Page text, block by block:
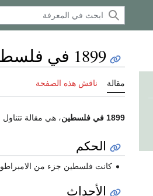
1899 في فلسطين
مقالة ناقش هذه الصفحة
1899 في فلسطين ، هي مقالة
الحكم
كانت فلسطين جزء من
الأحداث